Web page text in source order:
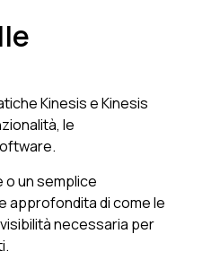
Kinesis e Kinesis
le
un semplice
approfondita di come le
necessaria per